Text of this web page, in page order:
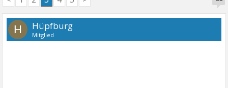
H Hüpfburg
Mitglied